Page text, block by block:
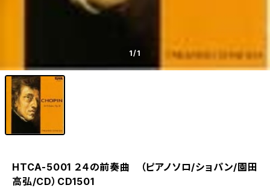
1/1
HTCA-5001 ２４の前奏曲 （ピアノソロ/ショパン/園田
高弘/CD）CD1501